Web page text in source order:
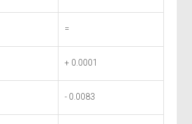
=
+ 0.0001
- 0.0083